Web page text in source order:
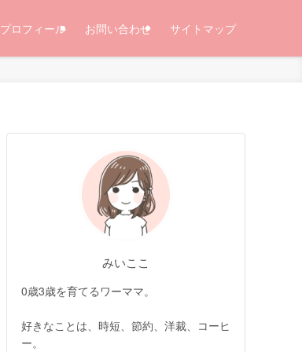
プロフィール お問い合わせ サイトマップ
みいここ
0歳3歳を育てるワーママ。
好きなことは、時短、節約、洋裁、コーヒ
ー。